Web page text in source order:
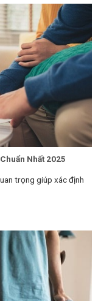
Nhất 2025
trọng giúp xác định